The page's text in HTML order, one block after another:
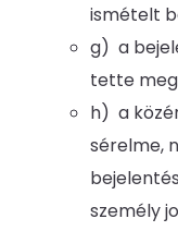
ismételt
g) a
tette
h) a
sérelme,
személy